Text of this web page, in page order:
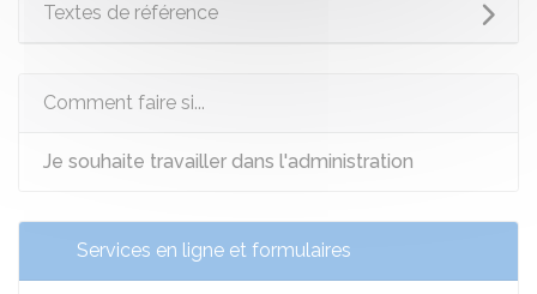
Textes de référence
Comment faire si...
Je souhaite travailler dans l'administration
Services en ligne et formulaires